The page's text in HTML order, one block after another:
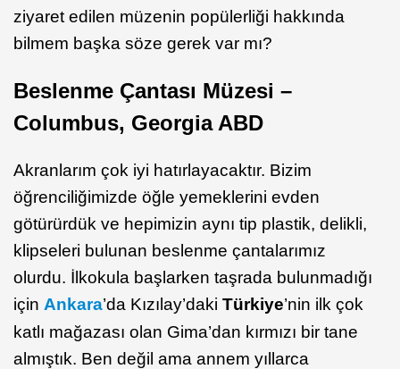
ziyaret edilen müzenin popülerliği hakkında
bilmem başka söze gerek var mı?
Beslenme Çantası Müzesi –
Columbus, Georgia ABD
Akranlarım çok iyi hatırlayacaktır. Bizim
öğrenciliğimizde öğle yemeklerini evden
götürürdük ve hepimizin aynı tip plastik, delikli,
klipseleri bulunan beslenme çantalarımız
olurdu. İlkokula başlarken taşrada bulunmadığı
için Ankara’da Kızılay’daki Türkiye’nin ilk çok
katlı mağazası olan Gima’dan kırmızı bir tane
almıştık. Ben değil ama annem yıllarca